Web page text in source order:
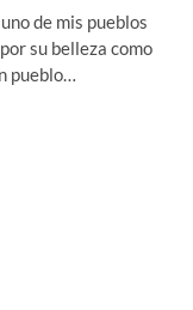
de mis pueblos
su belleza como
pueblo…